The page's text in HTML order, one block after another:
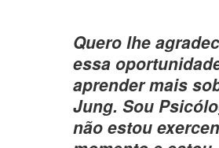
Quero lhe
essa
aprender mais
Jung. Sou
não estou